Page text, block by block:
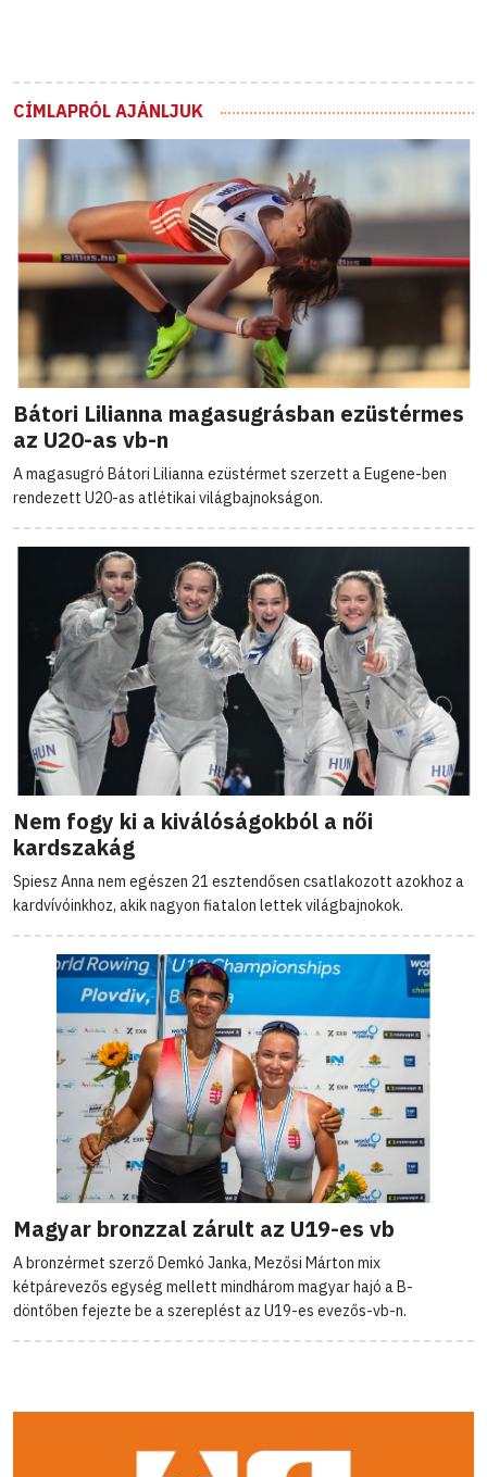
CÍMLAPRÓL AJÁNLJUK
Bátori Lilianna magasugrásban ezüstérmes
az U20-as vb-n
A magasugró Bátori Lilianna ezüstérmet szerzett a Eugene-ben
rendezett U20-as atlétikai világbajnokságon.
Nem fogy ki a kiválóságokból a női
kardszakág
Spiesz Anna nem egészen 21 esztendősen csatlakozott azokhoz a
kardvívóinkhoz, akik nagyon fiatalon lettek világbajnokok.
Magyar bronzzal zárult az U19-es vb
A bronzérmet szerző Demkó Janka, Mezősi Márton mix
kétpárevezős egység mellett mindhárom magyar hajó a B-
döntőben fejezte be a szereplést az U19-es evezős-vb-n.